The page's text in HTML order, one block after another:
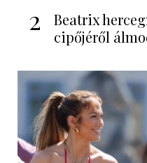
2
Beatrix
cipőjéről